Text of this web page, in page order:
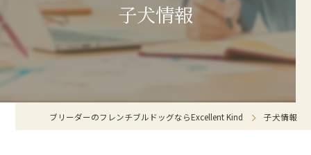
子犬情報
ブリーダーのフレンチブルドッグならExcellent Kind 子犬情報